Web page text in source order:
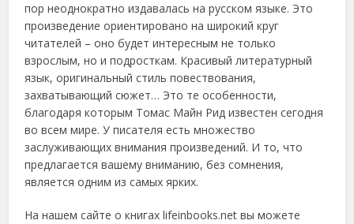
пор неоднократно издавалась на русском языке. Это
произведение ориентировано на широкий круг
читателей – оно будет интересным не только
взрослым, но и подросткам. Красивый литературный
язык, оригинальный стиль повествования,
захватывающий сюжет… Это те особенности,
благодаря которым Томас Майн Рид известен сегодня
во всем мире. У писателя есть множество
заслуживающих внимания произведений. И то, что
предлагается вашему вниманию, без сомнения,
является одним из самых ярких.
На нашем сайте о книгах lifeinbooks.net вы можете